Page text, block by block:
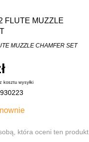
FLUTE MUZZLE
MUZZLE CHAMFER SET
kosztuwysyłki
która oceni ten produkt